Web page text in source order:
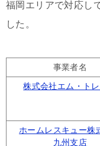
福岡エリアで対応し
した。
事業者名
株式会社エム・ト
ホームレスキュー株
九州支店